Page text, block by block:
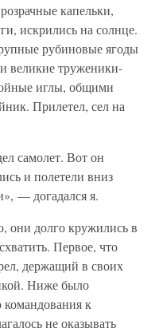
капельки,
искрились на солнце.
рубиновые ягоды
великие труженики-
иглы, общими
Прилетел, сел на
самолет. Вот он
и полетели вниз
— догадался я.
они долго кружились в
Первое, что
держащий в своих
Ниже было
командования к
не оказывать